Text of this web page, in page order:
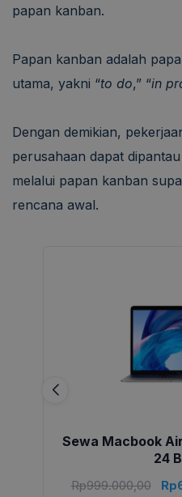
papan kanban.
Papan kanban adalah
utama, yakni “to do,” “in
Dengan demikian,
perusahaan dapat
melalui papan kanban
rencana awal.
Sewa Macbook
24
Rp999.000,00 Rp